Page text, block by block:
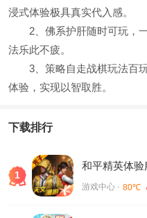
浸式体验极具真实代入感。
2、佛系护肝随时可玩，一
法乐此不疲。
3、策略自走战棋玩法百玩
体验，实现以智取胜。
下载排行
1
和平精英体验
游戏中心 · 80℃